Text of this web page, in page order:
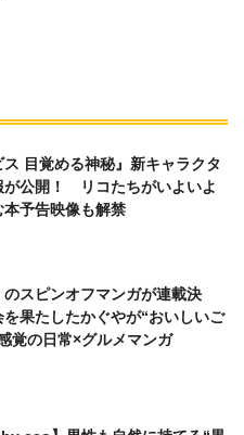
ス 目覚める神秘』新キャラクタ
が公開！ リコたちがいよいよ
予告映像も解禁
のスピンオフマンガが連載決
果たしたかぐやが“おいしいご
覚の日常×グルメマンガ